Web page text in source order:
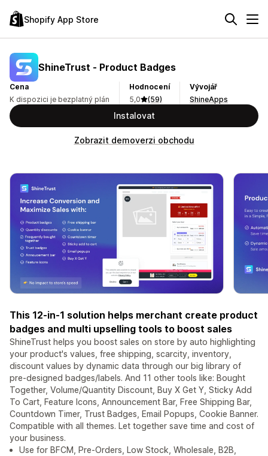
Shopify App Store
ShineTrust ‑ Product Badges
Cena
K dispozici je bezplatný plán
Hodnocení
5,0
(59)
Vývojář
ShineApps
Instalovat
Zobrazit demoverzi obchodu
This 12-in-1 solution helps merchant create product
badges and multi upselling tools to boost sales
ShineTrust helps you boost sales on store by auto highlighting
your product's values, free shipping, scarcity, inventory,
discount values by dynamic data through our big library of
pre-designed badges/labels. And 11 other tools like: Bought
Together, Volume/Quantity Discount, Buy X Get Y, Sticky Add
To Cart, Feature Icons, Announcement Bar, Free Shipping Bar,
Countdown Timer, Trust Badges, Email Popups, Cookie Banner.
Compatible with all themes. Let together save time and cost of
your business.
Use for BFCM, Pre-Orders, Low Stock, Wholesale, B2B,